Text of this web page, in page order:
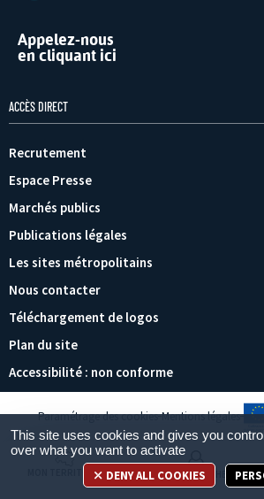
Appelez-nous
en cliquant ici
ACCÈS DIRECT
Recrutement
Espace Presse
Marchés publics
Publications légales
Les sites métropolitains
Nous contacter
Téléchargement de logos
Plan du site
Accessibilité : non conforme
Paramétrage des cookies Mentions légales
MON TERRITOIRE MES DÉMARCHES
This site uses cookies and gives you
over what you want to activate
DENY ALL COOKIES